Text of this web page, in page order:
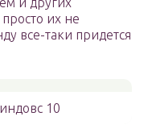
их не
все-таки придется
10